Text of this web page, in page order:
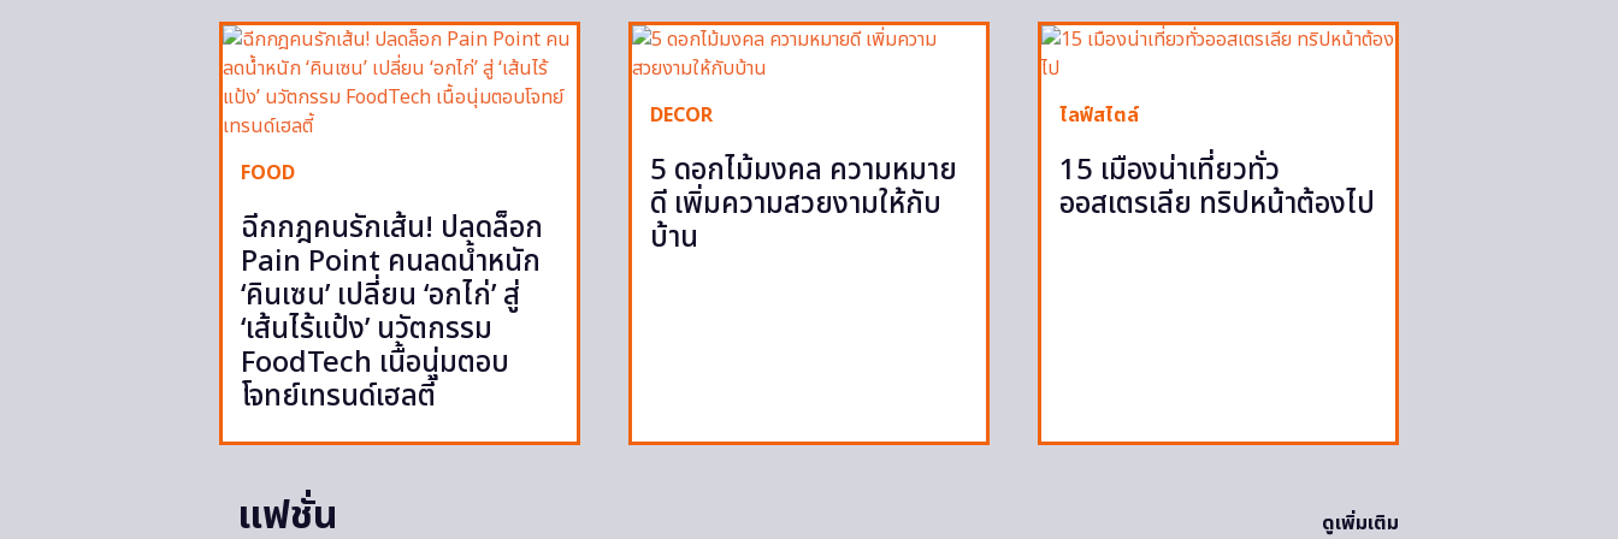
FOOD
ฉีกกฎคนรักเส้น! ปลดล็อก
Pain Point คนลดน้ำหนัก
‘คินเซน’ เปลี่ยน ‘อกไก่’ สู่
‘เส้นไร้แป้ง’ นวัตกรรม
FoodTech เนื้อนุ่มตอบ
โจทย์เทรนด์เฮลตี้
DECOR
5 ดอกไม้มงคล ความหมาย
ดี เพิ่มความสวยงามให้กับ
บ้าน
ไลฟ์สไตล์
15 เมืองน่าเที่ยวทั่ว
ออสเตรเลีย ทริปหน้าต้องไป
แฟชั่น ดูเพิ่มเติม